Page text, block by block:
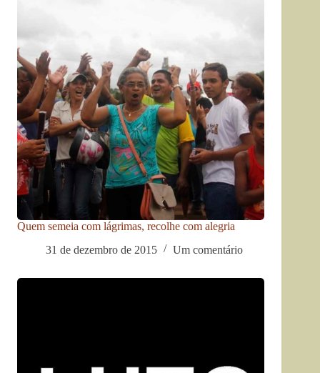
Quem semeia com lágrimas, recolhe com alegria
31 de dezembro de 2015
Um comentário